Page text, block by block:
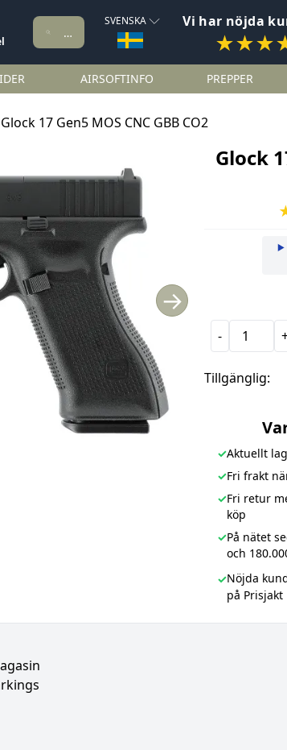
SVENSKA Vi har nöjda
AIRSOFTINFO PREPPER
Glock 17 Gen5 MOS CNC GBB CO2
→
Glock
-
Tillgänglig:
✓Aktuellt
✓Fri frakt
✓Fri retur
köp
✓På nätet
och
✓Nöjda
på Prisjakt